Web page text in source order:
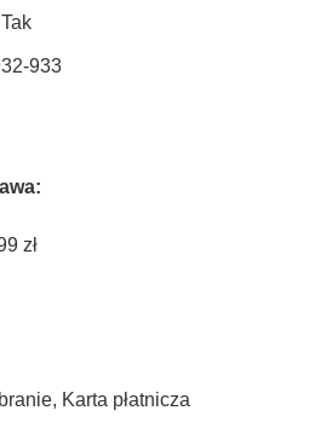
933
zł
Karta płatnicza